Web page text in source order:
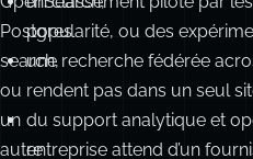
un
autre
système
en
temps
du support analytique et
entreprise attend d’un